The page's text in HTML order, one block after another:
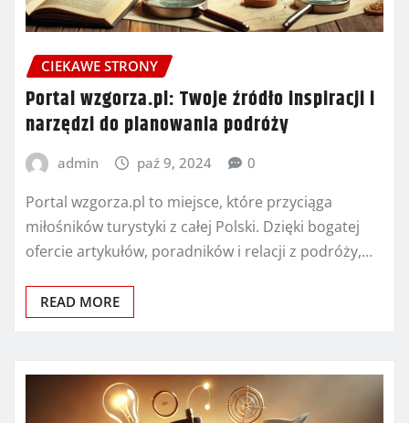
CIEKAWE STRONY
Portal wzgorza.pl: Twoje źródło inspiracji i
narzędzi do planowania podróży
admin paź 9, 2024 0
Portal wzgorza.pl to miejsce, które przyciąga
miłośników turystyki z całej Polski. Dzięki bogatej
ofercie artykułów, poradników i relacji z podróży,…
READ MORE